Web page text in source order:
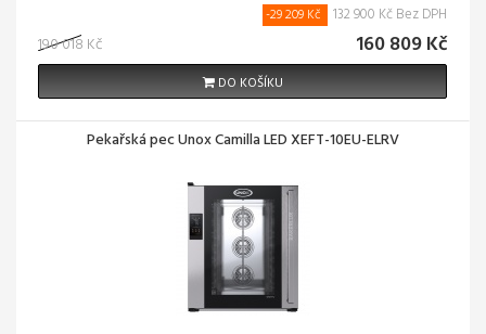
190 018 Kč
-29 209 Kč 132 900 Kč Bez DPH
160 809 Kč
DO KOŠÍKU
Pekařská pec Unox Camilla LED XEFT-10EU-ELRV